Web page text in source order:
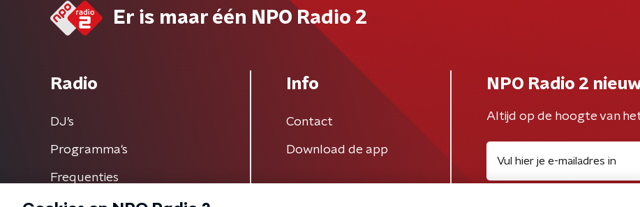
Er is maar één NPO Radio 2
Radio
DJ’s
Programma's
Frequenties
Info
Contact
Download de app
NPO Radio 2
Altijd op de hoogte van